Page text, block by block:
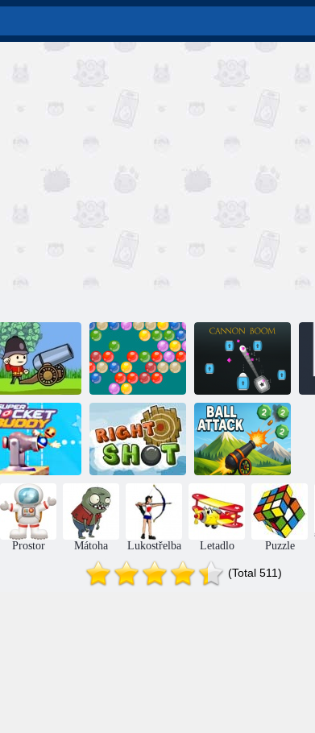
Vojáci a děla:
Mountain útok
Shooter na
bubliny
Zbraňový
volejbal
Buddy Super
Rocket
Pravý výstřel
Prostor Mátoha Lukostřelba Letadlo Puzzle
(Total 511)